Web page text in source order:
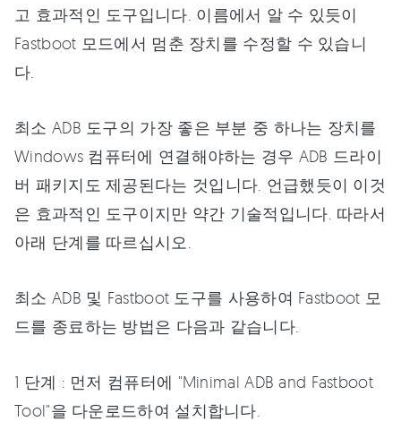
고 효과적인 도구입니다. 이름에서 알 수 있듯이
Fastboot 모드에서 멈춘 장치를 수정할 수 있습니
다.
최소 ADB 도구의 가장 좋은 부분 중 하나는 장치를
Windows 컴퓨터에 연결해야하는 경우 ADB 드라이
버 패키지도 제공된다는 것입니다. 언급했듯이 이것
은 효과적인 도구이지만 약간 기술적입니다. 따라서
아래 단계를 따르십시오.
최소 ADB 및 Fastboot 도구를 사용하여 Fastboot 모
드를 종료하는 방법은 다음과 같습니다.
1 단계 : 먼저 컴퓨터에 "Minimal ADB and Fastboot
Tool"을 다운로드하여 설치합니다.